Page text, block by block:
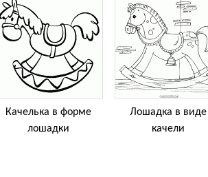
Качелька в форме
лошадки
Лошадка в виде
качели